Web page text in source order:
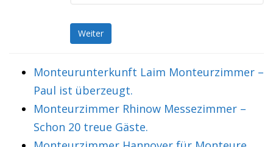
Weiter
Monteurunterkunft Laim Monteurzimmer –
Paul ist überzeugt.
Monteurzimmer Rhinow Messezimmer –
Schon 20 treue Gäste.